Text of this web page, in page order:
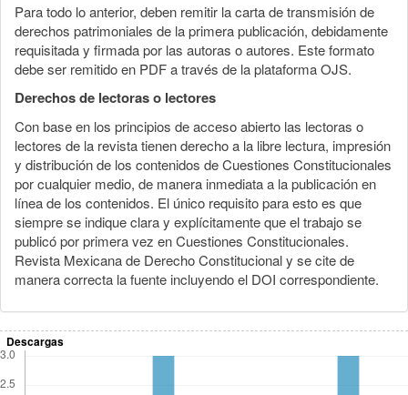
Para todo lo anterior, deben remitir la carta de transmisión de
derechos patrimoniales de la primera publicación, debidamente
requisitada y firmada por las autoras o autores. Este formato
debe ser remitido en PDF a través de la plataforma OJS.
Derechos de lectoras o lectores
Con base en los principios de acceso abierto las lectoras o
lectores de la revista tienen derecho a la libre lectura, impresión
y distribución de los contenidos de Cuestiones Constitucionales
por cualquier medio, de manera inmediata a la publicación en
línea de los contenidos. El único requisito para esto es que
siempre se indique clara y explícitamente que el trabajo se
publicó por primera vez en Cuestiones Constitucionales.
Revista Mexicana de Derecho Constitucional y se cite de
manera correcta la fuente incluyendo el DOI correspondiente.
Descargas